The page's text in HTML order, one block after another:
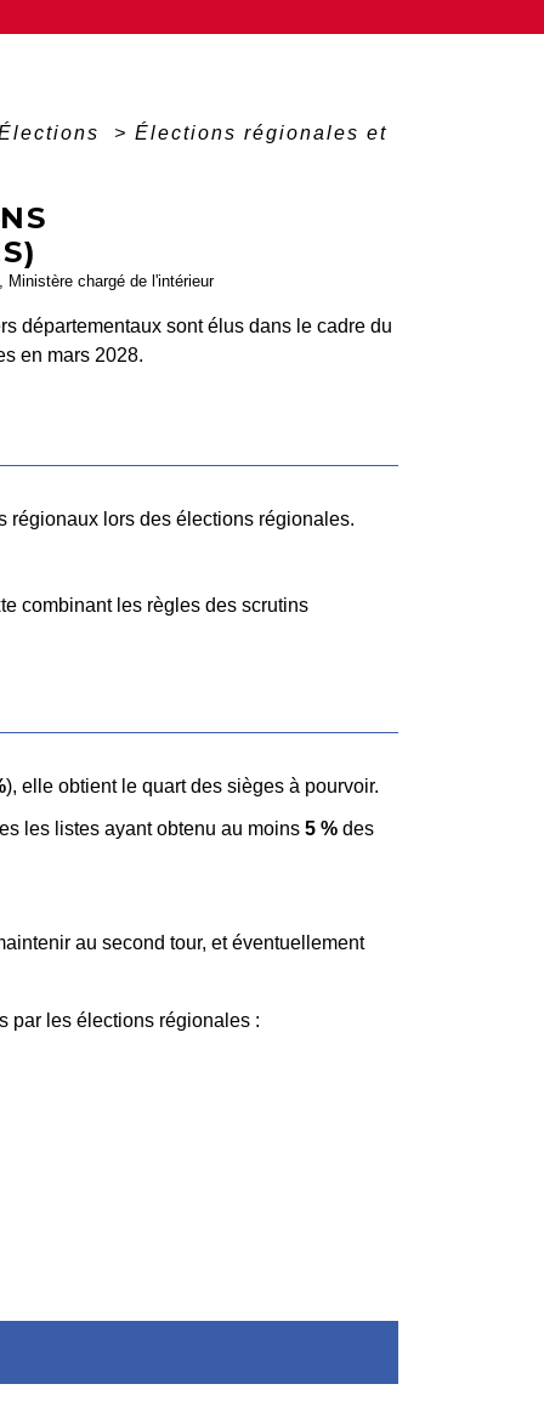
> Élections régionales et
chargé de l'intérieur
départementaux sont élus dans le cadre du
en mars 2028.
régionaux lors des élections régionales.
combinant les règles des scrutins
), elle obtient le quart des sièges à pourvoir.
les listes ayant obtenu au moins 5 %des
au second tour, et éventuellement
par les élections régionales :